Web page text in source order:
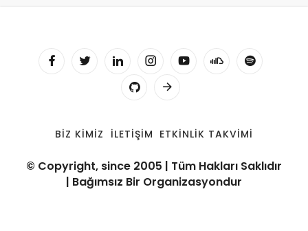
BIZ KIMIZ İLETIŞIM ETKINLIK TAKVIMI
© Copyright, since 2005 | Tüm Hakları Saklıdır
| Bağımsız Bir Organizasyondur